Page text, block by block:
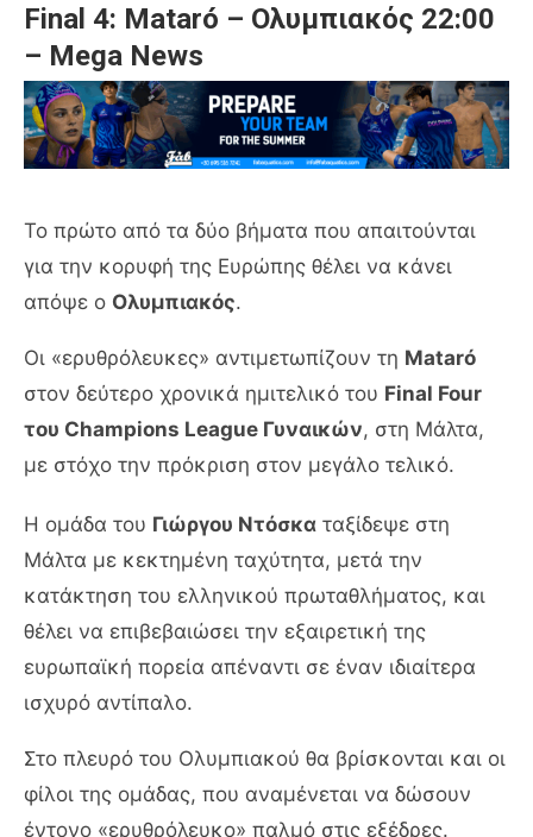
Final 4: Mataró – Ολυμπιακός 22:00
– Mega News
Το πρώτο από τα δύο βήματα που απαιτούνται
για την κορυφή της Ευρώπης θέλει να κάνει
απόψε ο Ολυμπιακός.
Οι «ερυθρόλευκες» αντιμετωπίζουν τη Mataró
στον δεύτερο χρονικά ημιτελικό του Final Four
του Champions League Γυναικών, στη Μάλτα,
με στόχο την πρόκριση στον μεγάλο τελικό.
Η ομάδα του Γιώργου Ντόσκα ταξίδεψε στη
Μάλτα με κεκτημένη ταχύτητα, μετά την
κατάκτηση του ελληνικού πρωταθλήματος, και
θέλει να επιβεβαιώσει την εξαιρετική της
ευρωπαϊκή πορεία απέναντι σε έναν ιδιαίτερα
ισχυρό αντίπαλο.
Στο πλευρό του Ολυμπιακού θα βρίσκονται και οι
φίλοι της ομάδας, που αναμένεται να δώσουν
έντονο «ερυθρόλευκο» παλμό στις εξέδρες.